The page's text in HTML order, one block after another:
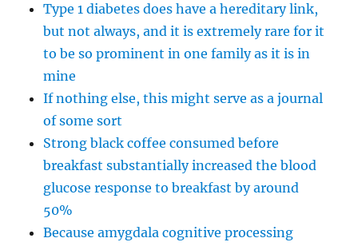
Type 1 diabetes does have a hereditary link,
but not always, and it is extremely rare for it
to be so prominent in one family as it is in
mine
If nothing else, this might serve as a journal
of some sort
Strong black coffee consumed before
breakfast substantially increased the blood
glucose response to breakfast by around
50%
Because amygdala cognitive processing